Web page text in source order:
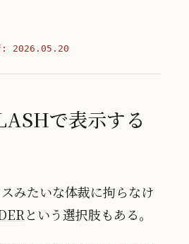
: 2026.05.20
で表示する
みたいな体裁に拘らなけ
という選択肢もある。